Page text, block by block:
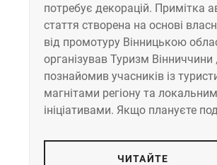
потребує декорацій. Примітка
стаття створена на основі
від промотуру Вінницькою
організував Туризм Вінниччини
познайомив учасників із
магнітами регіону та
ініціативами. Якщо плануєте
ЧИТАЙТЕ